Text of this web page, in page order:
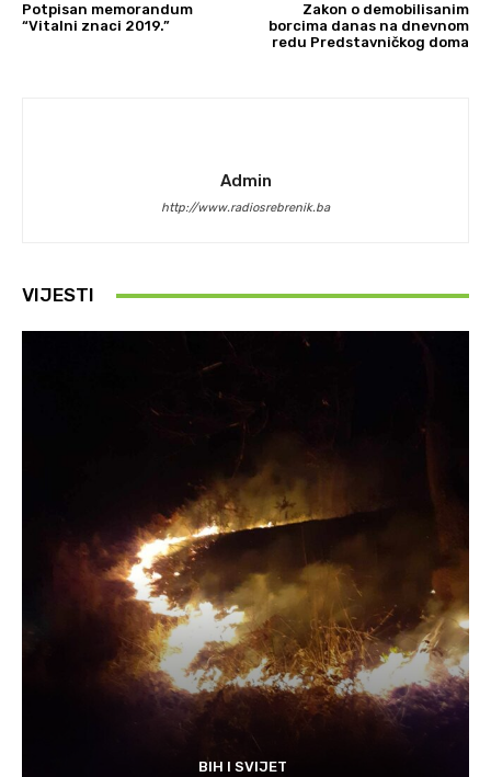
Potpisan memorandum
“Vitalni znaci 2019.”
Zakon o demobilisanim
borcima danas na dnevnom
redu Predstavničkog doma
Admin
http://www.radiosrebrenik.ba
VIJESTI
BIH I SVIJET